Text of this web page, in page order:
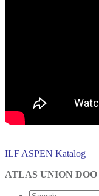
ILF ASPEN Katalog
ATLAS UNION DOO